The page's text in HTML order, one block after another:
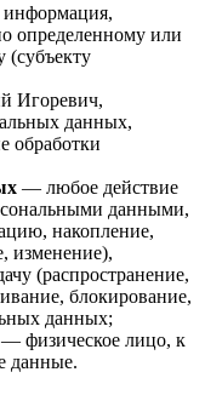
определенному или
(субъекту
Игоревич,
данных,
обработки
— любое действие
данными,
накопление,
изменение),
(распространение,
блокирование,
данных;
— физическое лицо, к
данные.